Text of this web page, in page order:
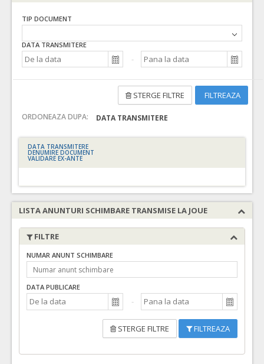
TIP DOCUMENT
DATA TRANSMITERE
FILTREAZA
STERGE FILTRE
ORDONEAZA DUPA: DATA TRANSMITERE
DATA TRANSMITERE
DENUMIRE DOCUMENT
VALIDARE EX-ANTE
LISTA ANUNTURI SCHIMBARE TRANSMISE LA JOUE
FILTRE
NUMAR ANUNT SCHIMBARE
DATA PUBLICARE
STERGE FILTRE FILTREAZA